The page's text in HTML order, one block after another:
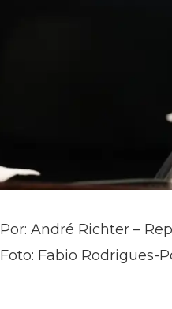
Por: André Richter –
Foto: Fabio Rodrigues-